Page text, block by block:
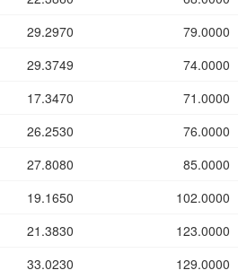
29.2970 79.0000
29.3749 74.0000
17.3470 71.0000
26.2530 76.0000
27.8080 85.0000
19.1650 102.0000
21.3830 123.0000
33.0230 129.0000